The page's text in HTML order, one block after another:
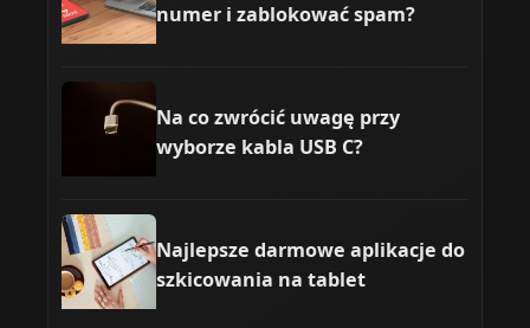
numer i zablokować spam?
Na co zwrócić uwagę przy
wyborze kabla USB C?
Najlepsze darmowe aplikacje do
szkicowania na tablet